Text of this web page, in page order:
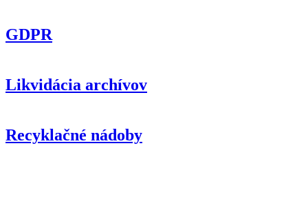
GDPR
Likvidácia archívov
Recyklačné nádoby